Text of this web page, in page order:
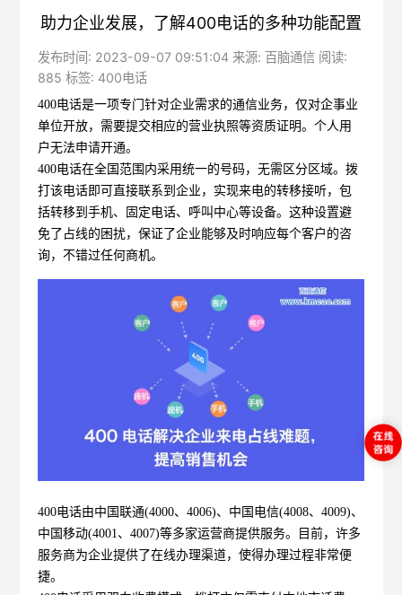
助力企业发展，了解400电话的多种功能配置
发布时间: 2023-09-07 09:51:04 来源: 百脑通信 阅读:
885 标签: 400电话
400电话是一项专门针对企业需求的通信业务，仅对企事业
单位开放，需要提交相应的营业执照等资质证明。个人用
户无法申请开通。
400电话在全国范围内采用统一的号码，无需区分区域。拨
打该电话即可直接联系到企业，实现来电的转移接听，包
括转移到手机、固定电话、呼叫中心等设备。这种设置避
免了占线的困扰，保证了企业能够及时响应每个客户的咨
询，不错过任何商机。
400电话由中国联通(4000、4006)、中国电信(4008、4009)、
中国移动(4001、4007)等多家运营商提供服务。目前，许多
服务商为企业提供了在线办理渠道，使得办理过程非常便
捷。